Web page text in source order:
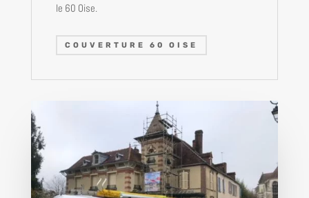
le 60 Oise.
COUVERTURE 60 OISE